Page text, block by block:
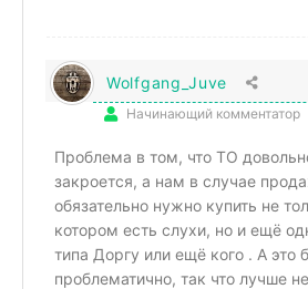
Wolfgang_Juve
Начинающий комментатор
Проблема в том, что ТО
закроется, а нам в случае
обязательно нужно купить не
котором есть слухи, но и ещё
типа Доргу или ещё кого . А это
проблематично, так что лучше